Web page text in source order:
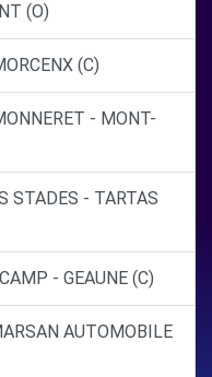
(O)
(C)
- MONT-
STADES - TARTAS
- GEAUNE (C)
AUTOMOBILE